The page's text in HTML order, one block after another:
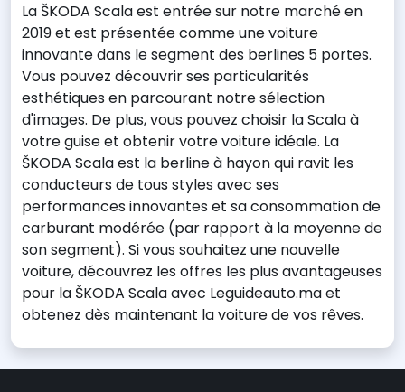
La ŠKODA Scala est entrée sur notre marché en
2019 et est présentée comme une voiture
innovante dans le segment des berlines 5 portes.
Vous pouvez découvrir ses particularités
esthétiques en parcourant notre sélection
d'images. De plus, vous pouvez choisir la Scala à
votre guise et obtenir votre voiture idéale. La
ŠKODA Scala est la berline à hayon qui ravit les
conducteurs de tous styles avec ses
performances innovantes et sa consommation de
carburant modérée (par rapport à la moyenne de
son segment). Si vous souhaitez une nouvelle
voiture, découvrez les offres les plus avantageuses
pour la ŠKODA Scala avec Leguideauto.ma et
obtenez dès maintenant la voiture de vos rêves.